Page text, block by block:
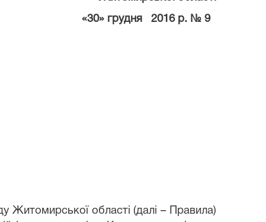
«30» грудня 2016 р. № 9
Житомирської області (далі – Правила)